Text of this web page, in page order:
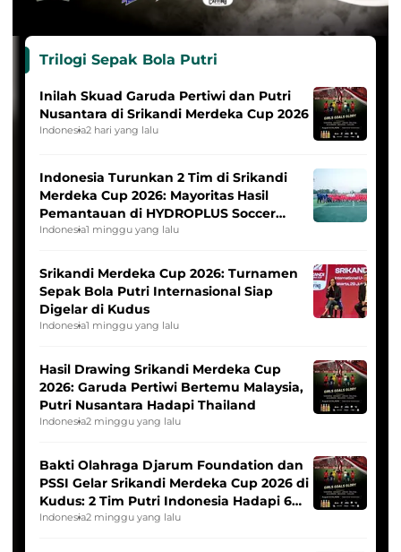
Trilogi Sepak Bola Putri
Inilah Skuad Garuda Pertiwi dan Putri
Nusantara di Srikandi Merdeka Cup 2026
Indonesia2 hari yang lalu
Indonesia Turunkan 2 Tim di Srikandi
Merdeka Cup 2026: Mayoritas Hasil
Pemantauan di HYDROPLUS Soccer
League
Indonesia1 minggu yang lalu
Srikandi Merdeka Cup 2026: Turnamen
Sepak Bola Putri Internasional Siap
Digelar di Kudus
Indonesia1 minggu yang lalu
Hasil Drawing Srikandi Merdeka Cup
2026: Garuda Pertiwi Bertemu Malaysia,
Putri Nusantara Hadapi Thailand
Indonesia2 minggu yang lalu
Bakti Olahraga Djarum Foundation dan
PSSI Gelar Srikandi Merdeka Cup 2026 di
Kudus: 2 Tim Putri Indonesia Hadapi 6
Tim Asia
Indonesia2 minggu yang lalu